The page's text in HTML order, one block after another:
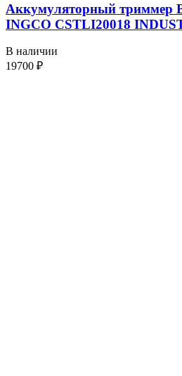
Аккумуляторный триммер
INGCO CSTLI20018
В наличии
19700 ₽